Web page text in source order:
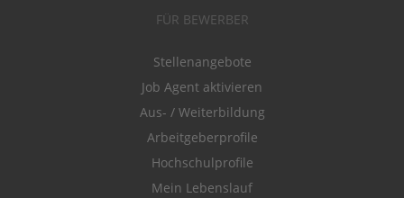
FÜR BEWERBER
Stellenangebote
Job Agent aktivieren
Aus- / Weiterbildung
Arbeitgeberprofile
Hochschulprofile
Mein Lebenslauf